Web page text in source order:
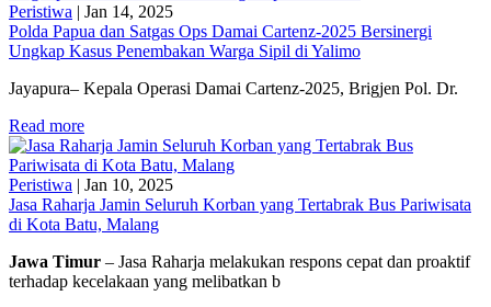
Peristiwa | Jan 14, 2025
Polda Papua dan Satgas Ops Damai Cartenz-2025 Bersinergi
Ungkap Kasus Penembakan Warga Sipil di Yalimo
Jayapura– Kepala Operasi Damai Cartenz-2025, Brigjen Pol. Dr.
Read more
Peristiwa | Jan 10, 2025
Jasa Raharja Jamin Seluruh Korban yang Tertabrak Bus Pariwisata
di Kota Batu, Malang
Jawa Timur – Jasa Raharja melakukan respons cepat dan proaktif
terhadap kecelakaan yang melibatkan b